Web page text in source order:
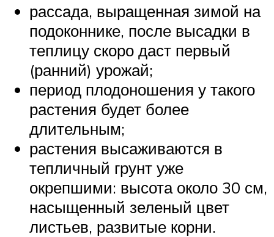
рассада, выращенная зимой на
подоконнике, после высадки в
теплицу скоро даст первый
(ранний) урожай;
период плодоношения у такого
растения будет более
длительным;
растения высаживаются в
тепличный грунт уже
окрепшими: высота около 30 см,
насыщенный зеленый цвет
листьев, развитые корни.